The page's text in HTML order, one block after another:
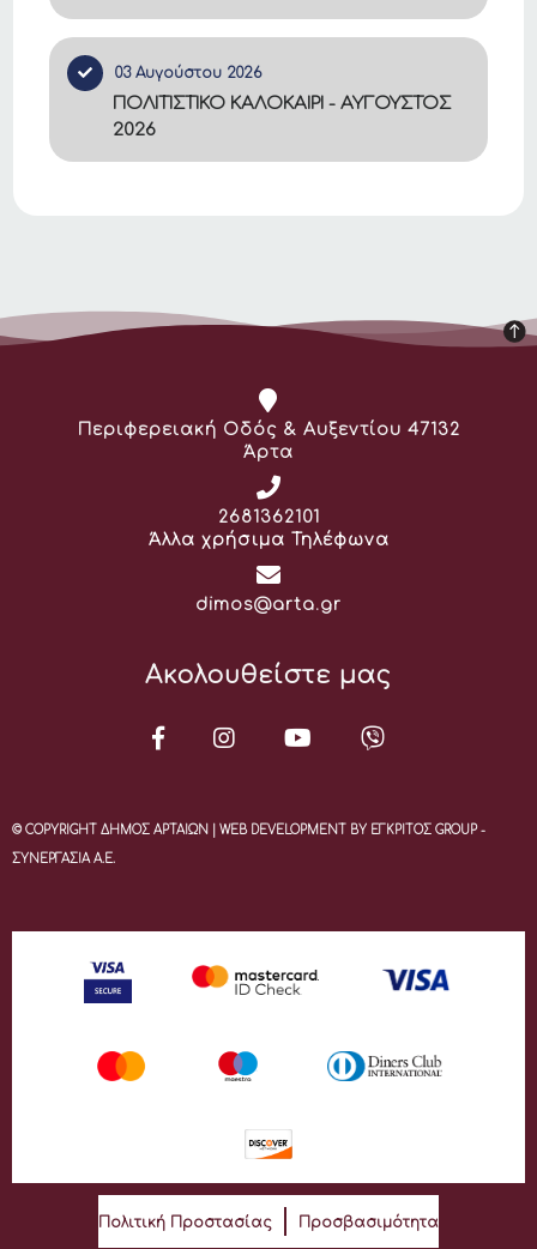
03 Αυγούστου 2026
ΠΟΛΙΤΙΣΤΙΚΟ ΚΑΛΟΚΑΙΡΙ - ΑΥΓΟΥΣΤΟΣ
2026
Διεύθυνση:
Περιφερειακή Οδός & Αυξεντίου 47132
Άρτα
Τηλέφωνο:
2681362101
Άλλα χρήσιμα Τηλέφωνα
Email:
dimos@arta.gr
Ακολουθείστε μας
© COPYRIGHT ΔΗΜΟΣ ΑΡΤΑΙΩΝ | WEB DEVELOPMENT BY ΕΓΚΡΙΤΟΣ GROUP -
ΣΥΝΕΡΓΑΣΙΑ Α.Ε.
Πολιτική Προστασίας Προσβασιμότητα